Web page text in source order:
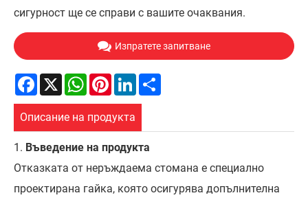
сигурност ще се справи с вашите очаквания.
Изпратете запитване
Facebook
X WhatsApp
PinterestLinkedIn
Описание на продукта
1. Въведение на продукта
Отказката от неръждаема стомана е специално
проектирана гайка, която осигурява допълнителна